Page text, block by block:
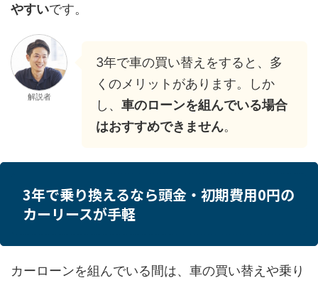
やすいです。
解説者
3年で車の買い替えをすると、多
くのメリットがあります。しか
し、 車のローンを組んでいる場合
はおすすめできません。
3年で乗り換えるなら頭金・初期費用0円の
カーリースが手軽
カーローンを組んでいる間は、車の買い替えや乗り